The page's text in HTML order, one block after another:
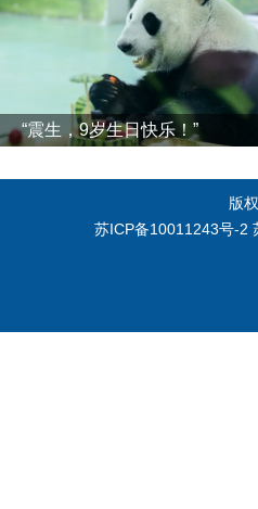
“震生，9岁生日快乐！”
版
苏ICP备10011243号-2